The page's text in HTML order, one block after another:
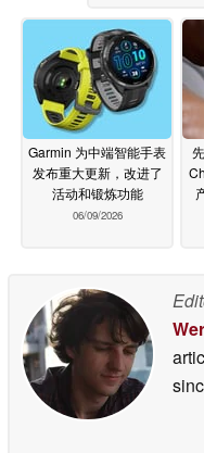
Garmin 为中端智能手表
发布重大更新，改进了
活动和锻炼功能
06/09/2026